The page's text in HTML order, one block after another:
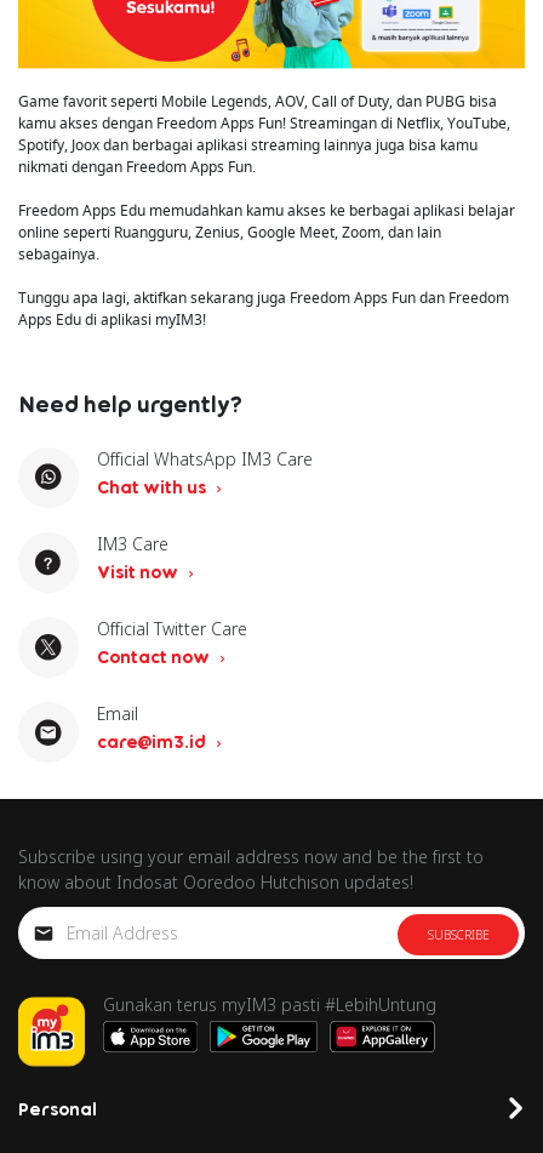
Game favorit seperti Mobile Legends, AOV, Call of Duty, dan PUBG bisa
kamu akses dengan Freedom Apps Fun! Streamingan di Netflix, YouTube,
Spotify, Joox dan berbagai aplikasi streaming lainnya juga bisa kamu
nikmati dengan Freedom Apps Fun.
Freedom Apps Edu memudahkan kamu akses ke berbagai aplikasi belajar
online seperti Ruangguru, Zenius, Google Meet, Zoom, dan lain
sebagainya.
Tunggu apa lagi, aktifkan sekarang juga Freedom Apps Fun dan Freedom
Apps Edu di aplikasi myIM3!
Need help urgently?
Official WhatsApp IM3 Care
Chat with us
IM3 Care
Visit now
Official Twitter Care
Contact now
Email
care@im3.id
Subscribe using your email address now and be the first to
know about Indosat Ooredoo Hutchison updates!
SUBSCRIBE
Gunakan terus myIM3 pasti #LebihUntung
Personal